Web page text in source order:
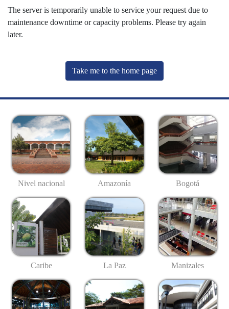
The server is temporarily unable to service your request due to
maintenance downtime or capacity problems. Please try again
later.
Take me to the home page
Nivel nacional Amazonía Bogotá
Caribe La Paz Manizales